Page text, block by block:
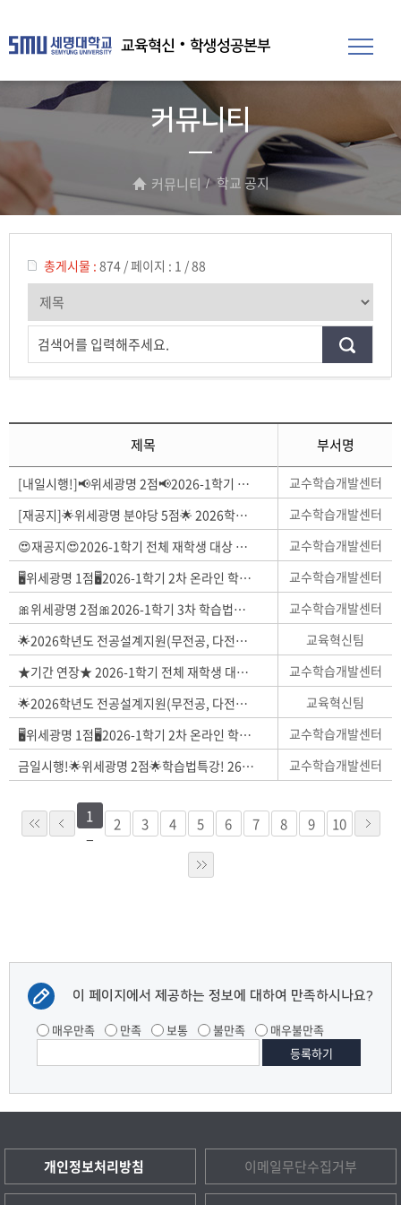
교육혁신‧학생성공본부
커뮤니티
커뮤니티 학교 공지
총게시물 : 874 /페이지 : 1 / 88
검색어를 입력해주세요.
제목 부서명
[내일시행!]📢위세광명 2점📢2026-1학기 3차 학습법특강 시행 안내
교수학습개발센터
[재공지]🌟위세광명 분야당 5점🌟 2026학년도 학습법 공모전 A분야,B분야 시행 안내
교수학습개발센터
😍재공지😍2026-1학기 전체 재학생 대상 중간수업평가 참여 안내
교수학습개발센터
🖥️위세광명 1점🖥️2026-1학기 2차 온라인 학습법 특강
교수학습개발센터
🎀위세광명 2점🎀2026-1학기 3차 학습법특강 시행 안내
교수학습개발센터
🌟2026학년도 전공설계지원(무전공, 다전공, 전과희망 학생을 위한 대학생활 로드맵 교육) 프로그램 재안내🌟
교육혁신팀
★기간 연장★ 2026-1학기 전체 재학생 대상 중간수업평가 참여 안내
교수학습개발센터
🌟2026학년도 전공설계지원(무전공, 다전공, 전과희망 학생을 위한 대학생활 로드맵 교육) 프로그램 안내🌟
교육혁신팀
🖥️위세광명 1점🖥️2026-1학기 2차 온라인 학습법 특강
교수학습개발센터
금일시행!🌟위세광명 2점🌟학습법특강! 26-1학기 2차 학습법특강 시행 안내
교수학습개발센터
1 2 3 4 5 6 7 8 9 10
이 페이지에서 제공하는 정보에 대하여 만족하시나요?
매우만족 만족 보통 불만족 매우불만족
개인정보처리방침 이메일무단수집거부